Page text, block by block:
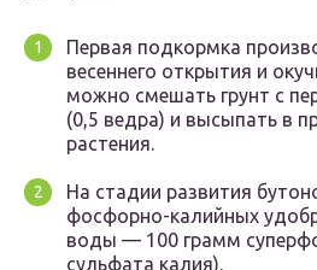
Первая подкормка
весеннего открытия и
можно смешать грунт с
(0,5 ведра) и высыпать в
растения.
На стадии развития
фосфорно-калийных
воды — 100 грамм
сульфата калия).